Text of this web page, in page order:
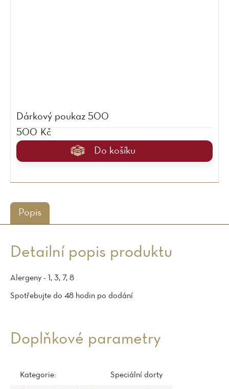
Dárkový poukaz 500
500 Kč
Do košíku
Popis
Detailní popis produktu
Alergeny - 1, 3, 7, 8
Spotřebujte do 48 hodin po dodání
Doplňkové parametry
Kategorie: Speciální dorty